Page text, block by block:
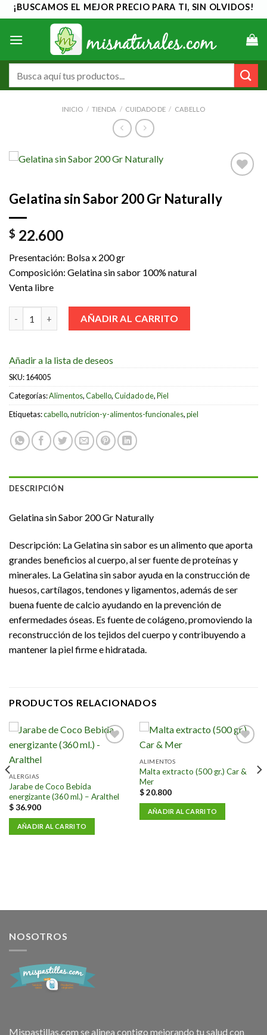
Saltar
al
contenido
¡BUSCAMOS EL MEJOR PRECIO PARA TI, SIN OLVIDOS!
INICIO / TIENDA / CUIDADO DE / CABELLO
Gelatina sin Sabor 200 Gr Naturally
$ 22.600
Presentación: Bolsa x 200 gr
Composición: Gelatina sin sabor 100% natural
Venta libre
Gelatina sin Sabor 200 Gr Naturally cantidad
AÑADIR AL CARRITO
Añadir a la lista de deseos
SKU:164005
Categorías:Alimentos,Cabello,Cuidado de,Piel
Etiquetas:cabello,nutricion-y-alimentos-funcionales,piel
DESCRIPCIÓN
Gelatina sin Sabor 200 Gr Naturally
Descripción: La Gelatina sin sabor es un alimento que aporta
grandes beneficios al cuerpo, al ser fuente de proteínas y
minerales. La Gelatina sin sabor ayuda en la construcción de
huesos, cartílagos, tendones y ligamentos, además de ser
buena fuente de calcio ayudando en la prevención de
enfermedades óseas. Es fuente de colágeno, promoviendo la
reconstrucción de los tejidos del cuerpo y contribuyendo a
mantener la piel firme e hidratada.
PRODUCTOS RELACIONADOS
ALERGIAS
Jarabe de Coco Bebida
energizante (360 ml.) – Aralthel
$36.900
AÑADIR AL CARRITO
lista de
deseos
ALIMENTOS
Malta extracto (500 gr.) Car &
Mer
$20.800
AÑADIR AL CARRITO
NOSOTROS
Mispastillas.com se alinea contigo mejorando tu salud con